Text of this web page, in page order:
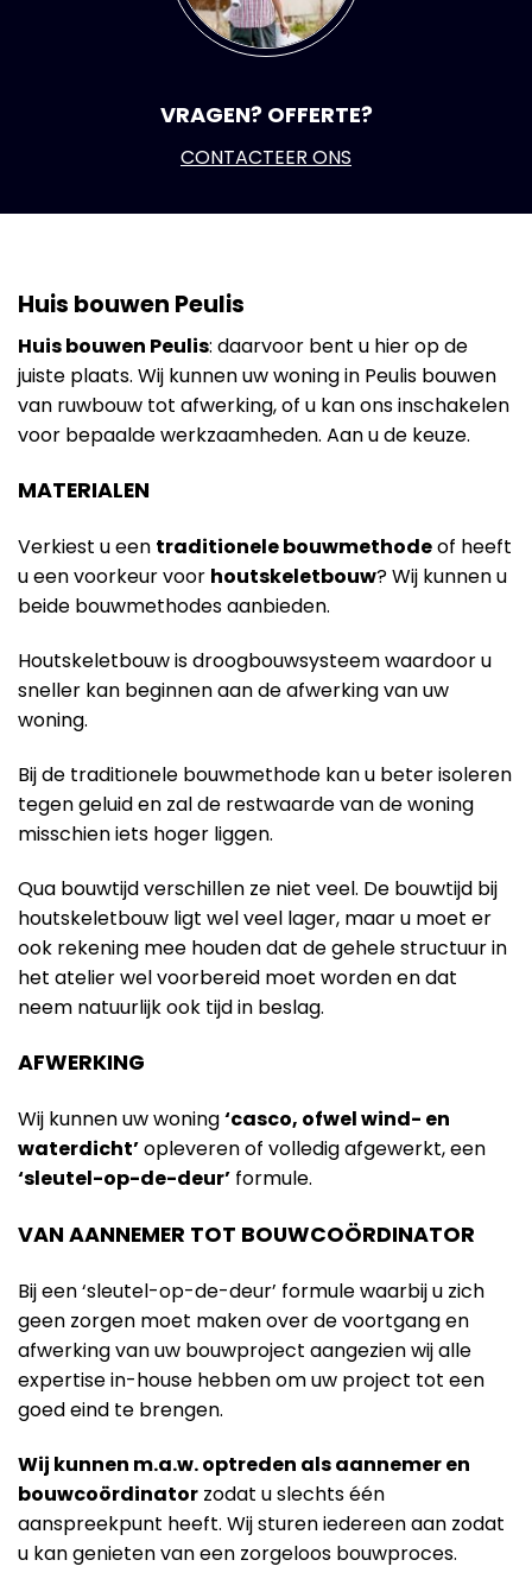
VRAGEN? OFFERTE?
CONTACTEER ONS
Huis bouwen Peulis
Huis bouwen Peulis: daarvoor bent u hier op de
juiste plaats. Wij kunnen uw woning in Peulis bouwen
van ruwbouw tot afwerking, of u kan ons inschakelen
voor bepaalde werkzaamheden. Aan u de keuze.
MATERIALEN
Verkiest u een traditionele bouwmethodeof heeft
u een voorkeur voor houtskeletbouw? Wij kunnen u
beide bouwmethodes aanbieden.
Houtskeletbouw is droogbouwsysteem waardoor u
sneller kan beginnen aan de afwerking van uw
woning.
Bij de traditionele bouwmethode kan u beter isoleren
tegen geluid en zal de restwaarde van de woning
misschien iets hoger liggen.
Qua bouwtijd verschillen ze niet veel. De bouwtijd bij
houtskeletbouw ligt wel veel lager, maar u moet er
ook rekening mee houden dat de gehele structuur in
het atelier wel voorbereid moet worden en dat
neem natuurlijk ook tijd in beslag.
AFWERKING
Wij kunnen uw woning‘casco, ofwel wind- en
waterdicht’opleveren of volledig afgewerkt, een
‘sleutel-op-de-deur’ formule.
VAN AANNEMER TOT BOUWCOÖRDINATOR
Bij een ‘sleutel-op-de-deur’ formule waarbij u zich
geen zorgen moet maken over de voortgang en
afwerking van uw bouwproject aangezien wij alle
expertise in-house hebben om uw project tot een
goed eind te brengen.
Wij kunnen m.a.w. optreden als aannemer en
bouwcoördinator zodat u slechts één
aanspreekpunt heeft. Wij sturen iedereen aan zodat
u kan genieten van een zorgeloos bouwproces.